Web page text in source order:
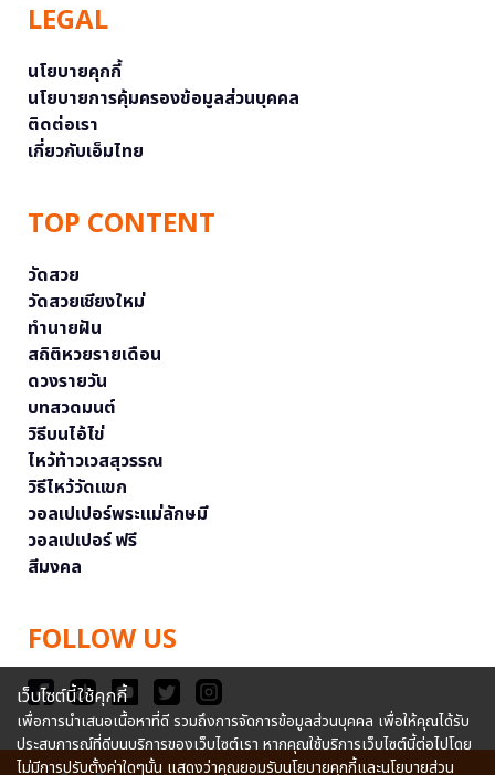
LEGAL
นโยบายคุกกี้
นโยบายการคุ้มครองข้อมูลส่วนบุคคล
ติดต่อเรา
เกี่ยวกับเอ็มไทย
TOP CONTENT
วัดสวย
วัดสวยเชียงใหม่
ทำนายฝัน
สถิติหวยรายเดือน
ดวงรายวัน
บทสวดมนต์
วิธีบนไอ้ไข่
ไหว้ท้าวเวสสุวรรณ
วิธีไหว้วัดแขก
วอลเปเปอร์พระแม่ลักษมี
วอลเปเปอร์ ฟรี
สีมงคล
FOLLOW US
เว็บไซต์นี้ใช้คุกกี้
เพื่อการนำเสนอเนื้อหาที่ดี รวมถึงการจัดการข้อมูลส่วนบุคคล เพื่อให้คุณได้รับ
ประสบการณ์ที่ดีบนบริการของเว็บไซต์เรา หากคุณใช้บริการเว็บไซต์นี้ต่อไปโดย
ไม่มีการปรับตั้งค่าใดๆนั้น แสดงว่าคุณยอมรับนโยบายคุกกี้และนโยบายส่วน